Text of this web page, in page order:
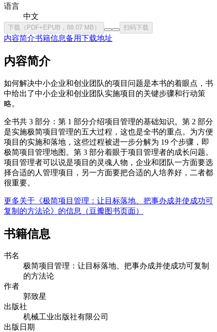
语言
中文
下载（PDF+EPUB，88.07 MB） 扫码下载
内容简介书籍信息备用下载地址
内容简介
如何解决中小企业和创业团队的项目问题是本书的着眼点，书
中给出了中小企业和创业团队实施项目的关键步骤和行动策
略。
全书共 3 部分：第 1 部分介绍项目管理的基础知识。第 2 部分
是实施极简项目管理的五大过程，这也是全书的重点。为方便
项目的实施和落地，这些过程被进一步分解为 19 个步骤，即
极简项目管理地图。第 3 部分着眼于项目管理者的成长问题。
项目管理者可以说是项目的灵魂人物，企业和团队一方面要选
择合适的人管理项目，另一方面要把合适的人培养好，二者都
很重要。
更多关于《极简项目管理：让目标落地、把事办成并使成功可
复制的方法论》的信息（豆瓣图书页面）
书籍信息
书名
极简项目管理：让目标落地、把事办成并使成功可复制
的方法论
作者
郭致星
出版社
机械工业出版社有限公司
出版日期